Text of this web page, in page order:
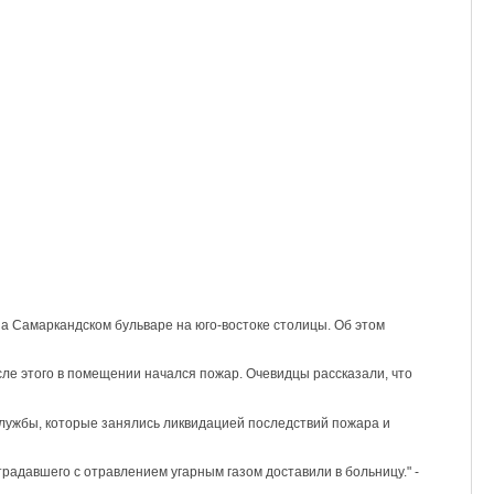
бульваре на юго-востоке столицы. Об этом
этого в помещении начался пожар. Очевидцы рассказали, что
которые занялись ликвидацией последствий пожара и
с отравлением угарным газом доставили в больницу." -